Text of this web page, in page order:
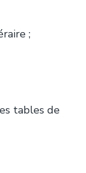
;
tables de